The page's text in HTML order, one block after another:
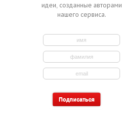
идеи, созданные авторами
нашего сервиса.